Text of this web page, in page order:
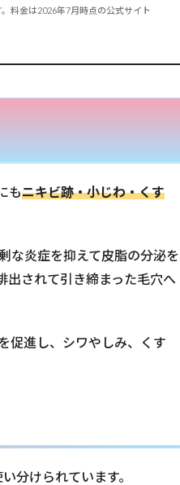
料金は2026年7月時点の公式サイト
もニキビ跡・小じわ・くす
な炎症を抑えて皮脂の分泌を
出されて引き締まった毛穴へ
促進し、シワやしみ、くす
分けられています。